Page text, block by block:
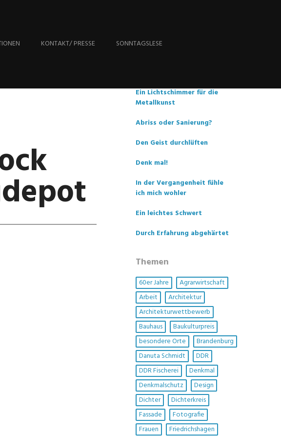
KONTAKT/ PRESSE SONNTAGSLESE
Aktuell
Ein Lichtschimmer für die
Metallkunst
Abriss oder Sanierung?
Den Geist durchlüften
Denk mal!
In der Vergangenheit fühle
ich mich wohler
Ein leichtes Schwert
Durch Erfahrung abgehärtet
Themen
60er Jahre
Agrarwirtschaft
Arbeit
Architektur
Architekturwettbewerb
Bauhaus
Baukulturpreis
besondere Orte
Brandenburg
Danuta Schmidt
DDR
DDR Fischerei
Denkmal
Denkmalschutz
Design
Dichter
Dichterkreis
Fassade
Fotografie
Frauen
Friedrichshagen